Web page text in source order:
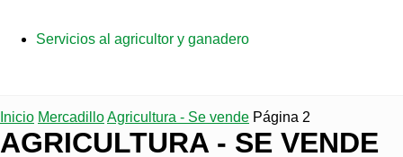
Servicios al agricultor y ganadero
Inicio MercadilloAgricultura - Se vende Página 2
AGRICULTURA - SE VENDE